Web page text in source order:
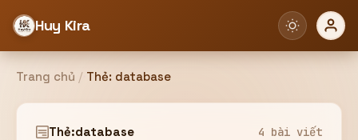
Huy Kira
Đăng nhập
Trang chủ / Thẻ: database
Thẻ:database 4 bài viết